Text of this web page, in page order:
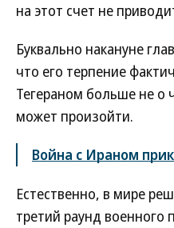
на этот счет не
Буквально накануне
что его терпение
Тегераном больше не о
может произойти.
Война с Ираном
Естественно, в мире
третий раунд военного